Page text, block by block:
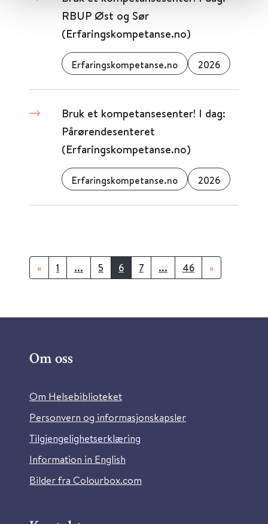
RBUP Øst og Sør
(Erfaringskompetanse.no)
Erfaringskompetanse.no 2026
Bruk et kompetansesenter! I dag:
Pårørendesenteret
(Erfaringskompetanse.no)
Erfaringskompetanse.no 2026
« 1 ... 5 6 7 ... 46 »
Om oss
Om Helsebiblioteket
Personvern og informasjonskapsler
Tilgjengelighetserklæring
Information in English
Bilder fra Colourbox.com